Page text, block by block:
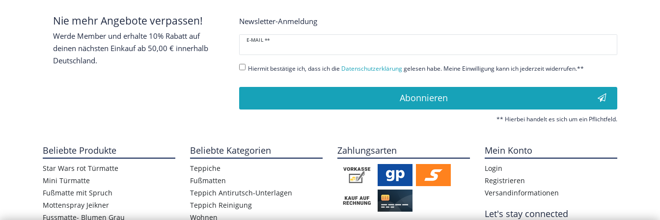
Nie mehr Angebote verpassen!
Werde Member und erhalte 10% Rabatt auf
deinen nächsten Einkauf ab 50,00 € innerhalb
Deutschland.
Newsletter-Anmeldung
E-MAIL **
Newsletter
Honig
Hiermit bestätige ich, dass ich die Daten­schutz­erklärunggelesen habe. Meine Einwilligung kann ich jederzeit widerrufen.**
Abonnieren
** Hierbei handelt es sich um ein Pflichtfeld.
Beliebte Produkte
Star Wars rot Türmatte
Mini Türmatte
Fußmatte mit Spruch
Mottenspray Jeikner
Fussmatte- Blumen Grau
Beliebte Kategorien
Teppiche
Fußmatten
Teppich Antirutsch-Unterlagen
Teppich Reinigung
Wohnen
Zahlungsarten Mein Konto
Login
Registrieren
Versandinformationen
Let's stay connected